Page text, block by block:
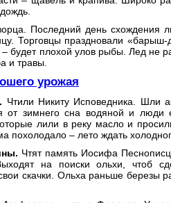
Последний день схождения
Торговцы праздновали «барыш-
плохой улов рыбы. Лед не
и травы.
урожая
Чтили Никиту Исповедника. Шли
зимнего сна водяной и люди
лили в реку масло и
похолодало – лето ждать
Чтят память Иосифа
на поиски ольхи, чтоб
скачки. Ольха раньше березы